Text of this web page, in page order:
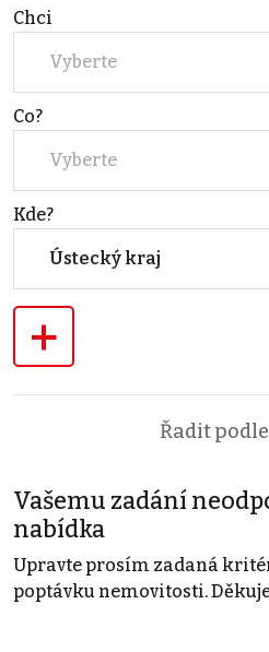
Chci
Vyberte
Co?
Vyberte
Kde?
Ústecký kraj
+
Řadit
Vašemu zadání
nabídka
Upravte prosím zadaná
poptávku nemovitosti.